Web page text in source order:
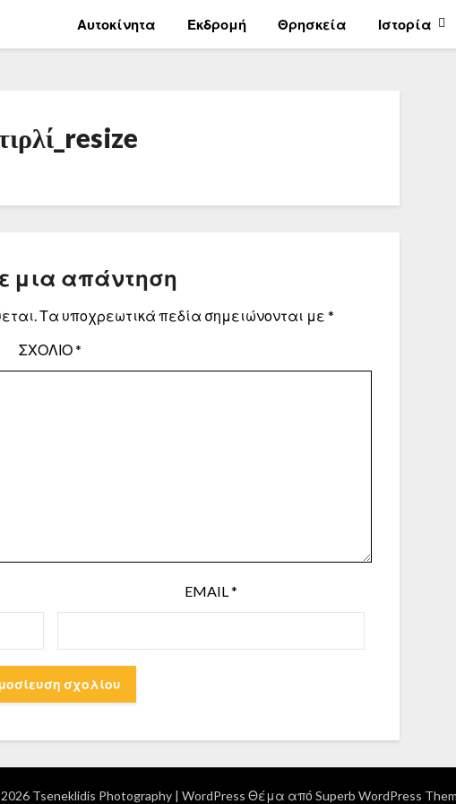
Αυτοκίνητα Εκδρομή Θρησκεία Ιστορία
μια απάντηση
Τα υποχρεωτικά πεδία σημειώνονται με *
ΣΧΌΛΙΟ*
EMAIL*
Tseneklidis Photography | WordPress Θέμα από Superb WordPress